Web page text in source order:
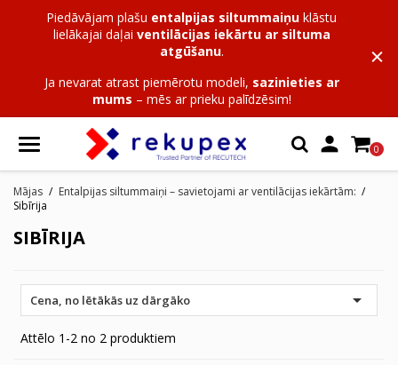
Piedāvājam plašu entalpijas siltummaiņu klāstu
lielākajai daļai ventilācijas iekārtu ar siltuma
atgūšanu.
Ja nevarat atrast piemērotu modeli, sazinieties ar
mums – mēs ar prieku palīdzēsim!
 0
Mājas
Entalpijas siltummaiņi – savietojami ar ventilācijas iekārtām:
Sibīrija
SIBĪRIJA
Cena, no lētākās uz dārgāko 
Attēlo 1-2 no 2 produktiem